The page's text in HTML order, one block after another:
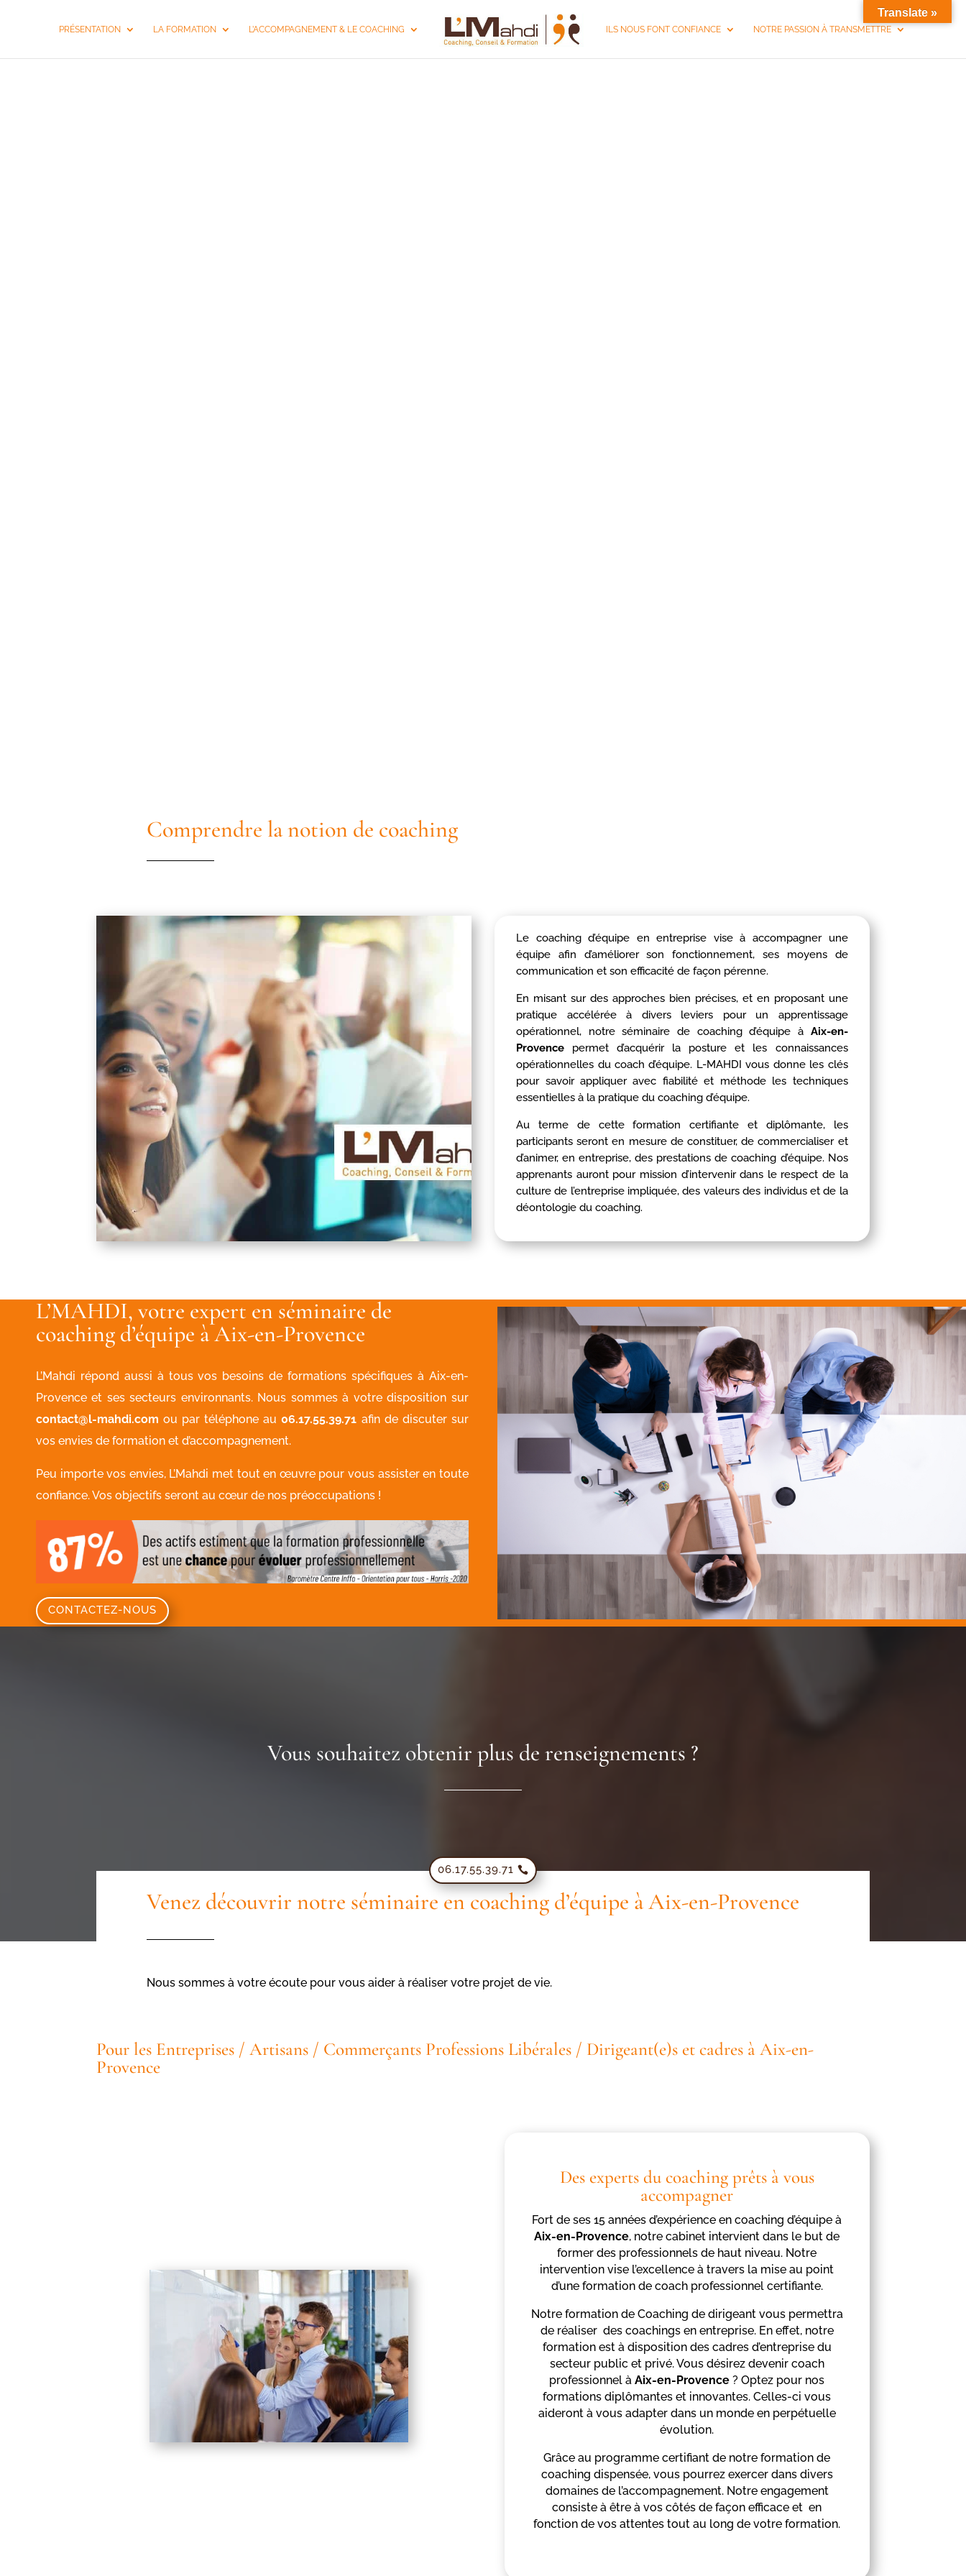
PRÉSENTATION LA FORMATION L’ACCOMPAGNEMENT & LE COACHING ILS NOUS FONT CONFIANCE NOTRE PASSION À TRANSMETTRE
Comprendre la notion de coaching
Le coaching d’équipe en entreprise vise à accompagner une
équipe afin d’améliorer son fonctionnement, ses moyens de
communication et son efficacité de façon pérenne.
En misant sur des approches bien précises, et en proposant une
pratique accélérée à divers leviers pour un apprentissage
opérationnel, notre séminaire de coaching d’équipe à Aix-en-
Provence permet d’acquérir la posture et les connaissances
opérationnelles du coach d’équipe. L-MAHDI vous donne les clés
pour savoir appliquer avec fiabilité et méthode les techniques
essentielles à la pratique du coaching d’équipe.
Au terme de cette formation certifiante et diplômante, les
participants seront en mesure de constituer, de commercialiser et
d’animer, en entreprise, des prestations de coaching d’équipe. Nos
apprenants auront pour mission d’intervenir dans le respect de la
culture de l’entreprise impliquée, des valeurs des individus et de la
déontologie du coaching.
L’MAHDI, votre expert en séminaire de
coaching d’équipe à Aix-en-Provence
L’Mahdi répond aussi à tous vos besoins de formations spécifiques à Aix-en-
Provence et ses secteurs environnants. Nous sommes à votre disposition sur
contact@l-mahdi.com ou par téléphone au06.17.55.39.71 afin de discuter sur
vos envies de formation et d’accompagnement.
Peu importe vos envies, L’Mahdi met tout en œuvre pour vous assister en toute
confiance. Vos objectifs seront au cœur de nos préoccupations !
CONTACTEZ-NOUS
Vous souhaitez obtenir plus de renseignements ?
06.17.55.39.71
Venez découvrir notre séminaire en coaching d’équipe à Aix-en-Provence
Nous sommes à votre écoute pour vous aider à réaliser votre projet de vie.
Pour les Entreprises / Artisans / Commerçants Professions Libérales / Dirigeant(e)s et cadres à Aix-en-
Provence
Des experts du coaching prêts à vous
accompagner
Fort de ses 15 années d’expérience en coaching d’équipe à
Aix-en-Provence, notre cabinet intervient dans le but de
former des professionnels de haut niveau. Notre
intervention vise l’excellence à travers la mise au point
d’une formation de coach professionnel certifiante.
Notre formation de Coaching de dirigeant vous permettra
de réaliser des coachings en entreprise. En effet, notre
formation est à disposition des cadres d’entreprise du
secteur public et privé. Vous désirez devenir coach
professionnel àAix-en-Provence ? Optez pour nos
formations diplômantes et innovantes. Celles-ci vous
aideront à vous adapter dans un monde en perpétuelle
évolution.
Grâce au programme certifiant de notre formation de
coaching dispensée, vous pourrez exercer dans divers
domaines de l’accompagnement. Notre engagement
consiste à être à vos côtés de façon efficace et en
fonction de vos attentes tout au long de votre formation.
Translate »